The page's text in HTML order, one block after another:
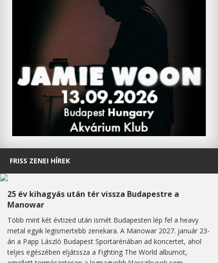
FRISS ZENEI HÍREK
25 év kihagyás után tér vissza Budapestre a
Manowar
Több mint két évtized után ismét Budapesten lép fel a heavy
metal egyik legismertebb zenekara. A Manowar 2027. január 23-
án a Papp László Budapest Sportarénában ad koncertet, ahol
teljes egészében eljátssza a Fighting The World albumot,